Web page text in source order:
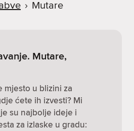
› Mutare
Mutare,
mjesto u blizini za
ćete ih izvesti? Mi
su najbolje ideje i
za izlaske u gradu: